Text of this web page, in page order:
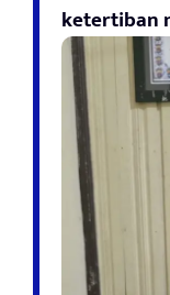
ketertiban